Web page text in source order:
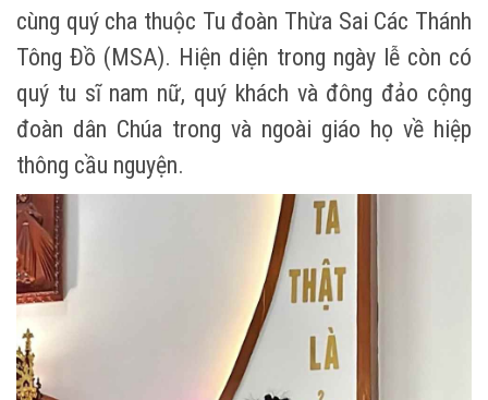
cùng quý cha thuộc Tu đoàn Thừa Sai Các Thánh
Tông Đồ (MSA). Hiện diện trong ngày lễ còn có
quý tu sĩ nam nữ, quý khách và đông đảo cộng
đoàn dân Chúa trong và ngoài giáo họ về hiệp
thông cầu nguyện.